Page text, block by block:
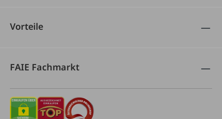
Vorteile
FAIE Fachmarkt